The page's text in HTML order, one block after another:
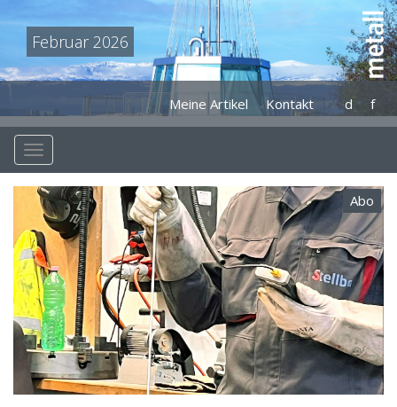
Februar 2026
Meine Artikel Kontakt d f
Abo